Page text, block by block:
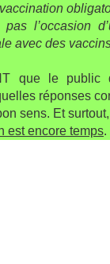
l’occasion
avec des
que le
réponses
sens. Et
est encore temps.